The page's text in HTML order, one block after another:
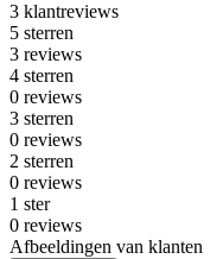
3 klantreviews
5 sterren
3 reviews
4 sterren
0 reviews
3 sterren
0 reviews
2 sterren
0 reviews
1 ster
0 reviews
Afbeeldingen van klanten